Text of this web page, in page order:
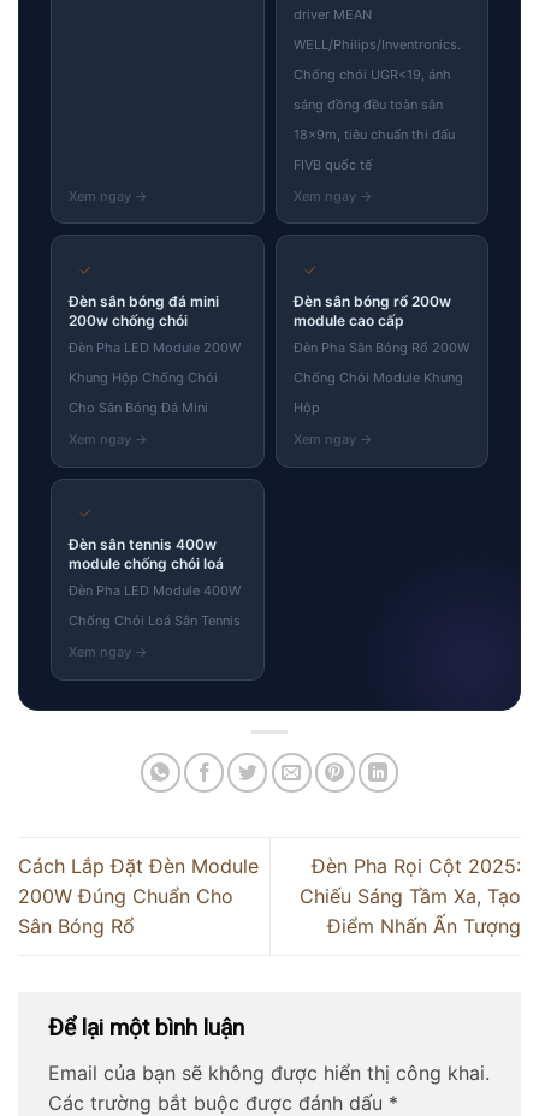
driver MEAN
WELL/Philips/Inventronics.
Chống chói UGR<19, ánh
sáng đồng đều toàn sân
18×9m, tiêu chuẩn thi đấu
FIVB quốc tế
✓
Đèn sân bóng đá mini
200w chống chói
Đèn Pha LED Module 200W
Khung Hộp Chống Chói
Cho Sân Bóng Đá Mini
✓
Đèn sân bóng rổ 200w
module cao cấp
Đèn Pha Sân Bóng Rổ 200W
Chống Chói Module Khung
Hộp
✓
Đèn sân tennis 400w
module chống chói loá
Đèn Pha LED Module 400W
Chống Chói Loá Sân Tennis
Cách Lắp Đặt Đèn Module
200W Đúng Chuẩn Cho
Sân Bóng Rổ
Đèn Pha Rọi Cột 2025:
Chiếu Sáng Tầm Xa, Tạo
Điểm Nhấn Ấn Tượng
Để lại một bình luận
Email của bạn sẽ không được hiển thị công khai.
Các trường bắt buộc được đánh dấu *